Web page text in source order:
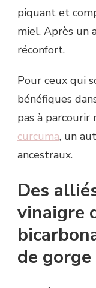
piquant et
miel. Après un
réconfort.
Pour ceux qui
bénéfiques
pas à parcourir
curcuma, un
ancestraux.
Des
vinaigre
de gorge